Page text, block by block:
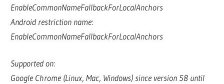
EnableCommonNameFallbackForLocalAnchors
Android restriction name:
EnableCommonNameFallbackForLocalAnchors
Supported on:
Google Chrome (Linux, Mac, Windows) since version 58 until